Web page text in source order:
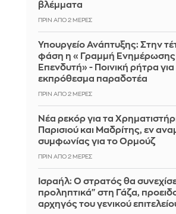
βλέμματα
ΠΡΙΝ ΑΠΌ 2 ΜΈΡΕΣ
Υπουργείο Ανάπτυξης: Στην
φάση η «Γραμμή Ενημέρωσης
Επενδυτή» - Ποινική ρήτρα για
εκπρόθεσμα παραδοτέα
ΠΡΙΝ ΑΠΌ 2 ΜΈΡΕΣ
Νέα ρεκόρ για τα
Παρισιού και Μαδρίτης, εν
συμφωνίας για το Ορμούζ
ΠΡΙΝ ΑΠΌ 2 ΜΈΡΕΣ
Ισραήλ: Ο στρατός θα
προληπτικά" στη Γάζα,
αρχηγός του γενικού